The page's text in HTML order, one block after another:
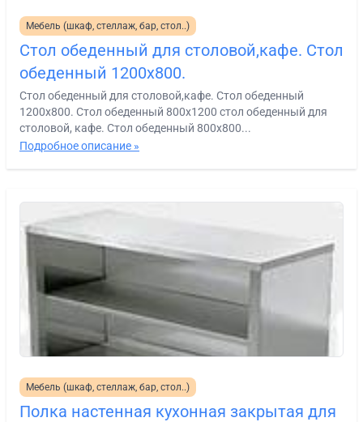
Мебель (шкаф, стеллаж, бар, стол..)
Стол обеденный для столовой,кафе. Стол
обеденный 1200х800.
Стол обеденный для столовой,кафе. Стол обеденный
1200х800. Стол обеденный 800х1200 стол обеденный для
столовой, кафе. Стол обеденный 800х800...
Подробное описание »
Мебель (шкаф, стеллаж, бар, стол..)
Полка настенная кухонная закрытая для